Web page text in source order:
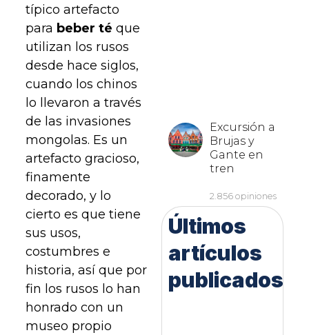
típico artefacto
para beber té que
utilizan los rusos
desde hace siglos,
cuando los chinos
lo llevaron a través
de las invasiones
mongolas. Es un
artefacto gracioso,
finamente
decorado, y lo
cierto es que tiene
sus usos,
costumbres e
historia, así que por
fin los rusos lo han
honrado con un
museo propio
Últimos
artículos
publicados